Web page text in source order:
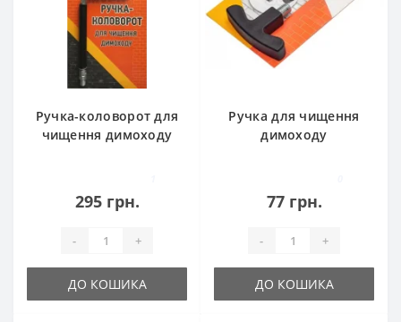
Ручка-коловорот для
чищення димоходу
295 грн.
- +
ДО КОШИКА
Ручка для чищення
димоходу
77 грн.
- +
ДО КОШИКА